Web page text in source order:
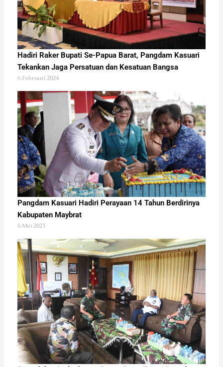
Hadiri Raker Bupati Se-Papua Barat, Pangdam Kasuari
Tekankan Jaga Persatuan dan Kesatuan Bangsa
6 Februari 2024
Pangdam Kasuari Hadiri Perayaan 14 Tahun Berdirinya
Kabupaten Maybrat
6 Mei 2023